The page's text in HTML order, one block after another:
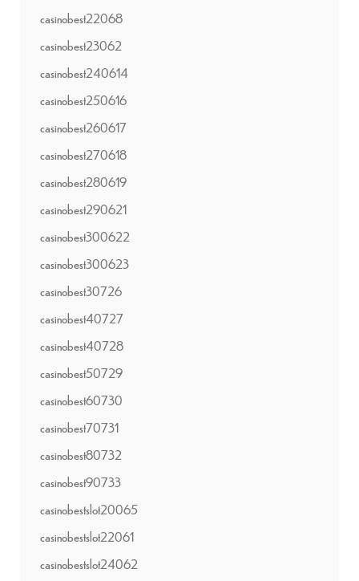
casinobest22068
casinobest23062
casinobest240614
casinobest250616
casinobest260617
casinobest270618
casinobest280619
casinobest290621
casinobest300622
casinobest300623
casinobest30726
casinobest40727
casinobest40728
casinobest50729
casinobest60730
casinobest70731
casinobest80732
casinobest90733
casinobestslot20065
casinobestslot22061
casinobestslot24062